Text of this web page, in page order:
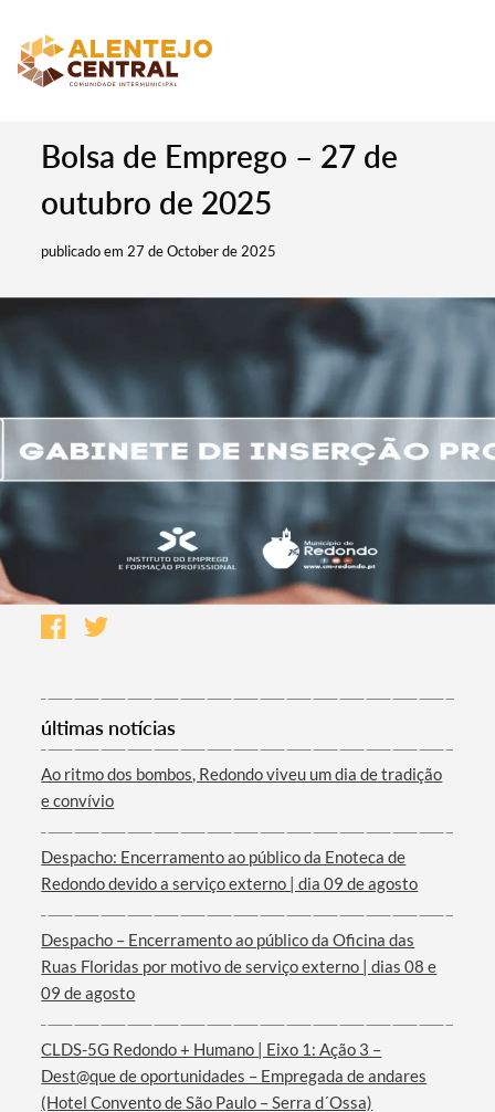
Bolsa de Emprego – 27 de
outubro de 2025
publicado em 27 de October de 2025
últimas notícias
Ao ritmo dos bombos, Redondo viveu um dia de tradição
e convívio
Despacho: Encerramento ao público da Enoteca de
Redondo devido a serviço externo | dia 09 de agosto
Despacho – Encerramento ao público da Oficina das
Ruas Floridas por motivo de serviço externo | dias 08 e
09 de agosto
CLDS-5G Redondo + Humano | Eixo 1: Ação 3 –
Dest@que de oportunidades – Empregada de andares
(Hotel Convento de São Paulo – Serra d´Ossa)